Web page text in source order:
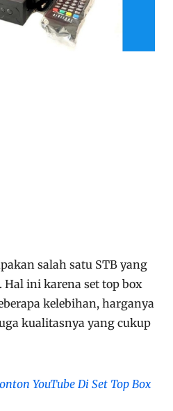
salah satu STB yang
ini karena set top box
kelebihan, harganya
kualitasnya yang cukup
YouTube Di Set Top Box